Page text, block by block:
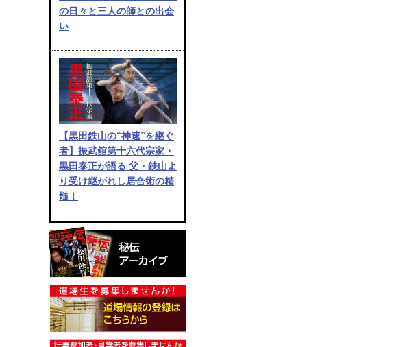
の日々と三人の師との出会
い
【黒田鉄山の“神速”を継ぐ
者】振武舘第十六代宗家・
黒田泰正が語る 父・鉄山よ
り受け継がれし居合術の精
髄！